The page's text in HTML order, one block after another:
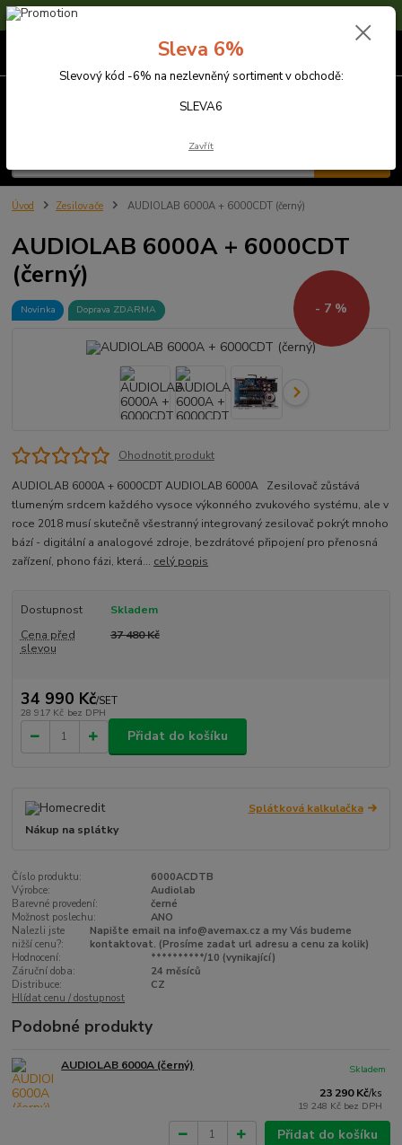
Sleva 6% na nezlevněné zboží s kódem SLEVA6
Úvod Zesilovače AUDIOLAB 6000A + 6000CDT (černý)
AUDIOLAB 6000A + 6000CDT
(černý)
Novinka Doprava ZDARMA - 7 %
Ohodnotit produkt
AUDIOLAB 6000A + 6000CDT AUDIOLAB 6000A Zesilovač zůstává
tlumeným srdcem každého vysoce výkonného zvukového systému, ale v
roce 2018 musí skutečně všestranný integrovaný zesilovač pokrýt mnoho
bází - digitální a analogové zdroje, bezdrátové připojení pro přenosná
zařízení, phono fázi, která... celý popis
Dostupnost
Skladem
Cena před
slevou
37 480 Kč
34 990 Kč/SET
28 917 Kč bez DPH
Přidat do košíku
Splátková kalkulačka
Nákup na splátky
Číslo produktu:
6000ACDTB
Výrobce:
Audiolab
Barevné provedení:
černé
Možnost poslechu:
ANO
Nalezli jste
nižší cenu?:
Napište email na info@avemax.cz a my Vás budeme
kontaktovat. (Prosíme zadat url adresu a cenu za kolik)
Hodnocení:
**********/10 (vynikající)
Záruční doba:
24 měsíců
Distribuce:
CZ
Hlídat cenu / dostupnost
Podobné produkty
AUDIOLAB 6000A (černý)
23 290 Kč/ks
19 248 Kč bez DPH
Skladem
Přidat do košíku
Sleva 6%
Slevový kód -6% na nezlevněný sortiment v obchodě:
SLEVA6
Zavřít